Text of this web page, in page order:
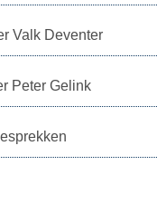
Valk Deventer
Peter Gelink